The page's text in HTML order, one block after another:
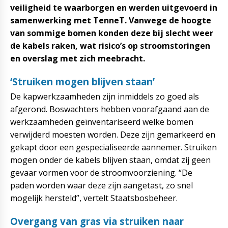
veiligheid te waarborgen en werden uitgevoerd in
samenwerking met TenneT. Vanwege de hoogte
van sommige bomen konden deze bij slecht weer
de kabels raken, wat risico’s op stroomstoringen
en overslag met zich meebracht.
‘Struiken mogen blijven staan’
De kapwerkzaamheden zijn inmiddels zo goed als
afgerond. Boswachters hebben voorafgaand aan de
werkzaamheden geïnventariseerd welke bomen
verwijderd moesten worden. Deze zijn gemarkeerd en
gekapt door een gespecialiseerde aannemer. Struiken
mogen onder de kabels blijven staan, omdat zij geen
gevaar vormen voor de stroomvoorziening. “De
paden worden waar deze zijn aangetast, zo snel
mogelijk hersteld”, vertelt Staatsbosbeheer.
Overgang van gras via struiken naar